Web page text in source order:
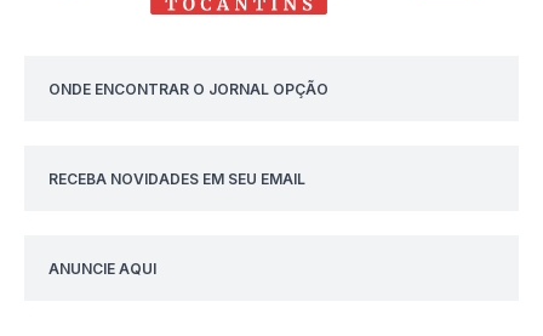
ONDE ENCONTRAR O JORNAL OPÇÃO
RECEBA NOVIDADES EM SEU EMAIL
ANUNCIE AQUI